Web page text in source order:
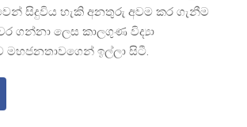
සිදුවිය හැකි අනතුරු අවම කර ගැනීම
ගන්නා ලෙස කාලගුණ විද්‍යා
මහජනතාවගෙන් ඉල්ලා සිටී.